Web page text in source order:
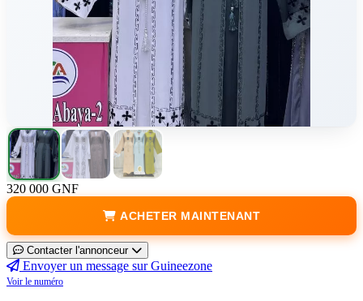
320 000 GNF
ACHETER MAINTENANT
Contacter l'annonceur
Envoyer un message sur Guineezone
Voir le numéro